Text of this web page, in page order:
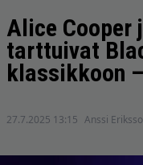
Alice Cooper
tarttuivat
klassikkoon
27.7.2025 13:15 Anssi